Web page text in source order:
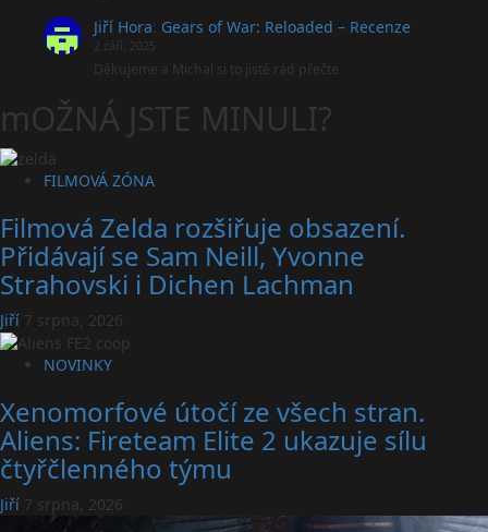
Jiří Hora Gears of War: Reloaded – Recenze
2 září, 2025
Děkujeme a Michal si to jistě rád přečte
mOŽNÁ JSTE MINULI?
FILMOVÁ ZÓNA
Filmová Zelda rozšiřuje obsazení.
Přidávají se Sam Neill, Yvonne
Strahovski i Dichen Lachman
Jiří 7 srpna, 2026
NOVINKY
Xenomorfové útočí ze všech stran.
Aliens: Fireteam Elite 2 ukazuje sílu
čtyřčlenného týmu
Jiří 7 srpna, 2026